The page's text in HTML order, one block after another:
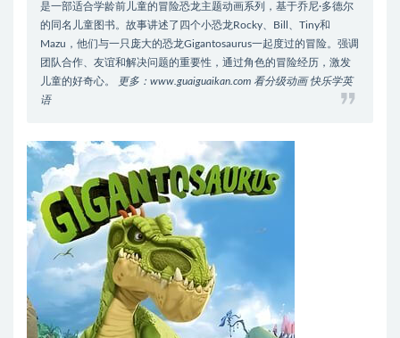
是一部适合学龄前儿童的冒险恐龙主题动画系列，基于乔尼·多德尔
的同名儿童图书。故事讲述了四个小恐龙Rocky、Bill、Tiny和
Mazu，他们与一只庞大的恐龙Gigantosaurus一起度过的冒险。强调
团队合作、友谊和解决问题的重要性，通过角色的冒险经历，激发
儿童的好奇心。
更多：www.guaiguaikan.com 看分级动画 快乐学英
语